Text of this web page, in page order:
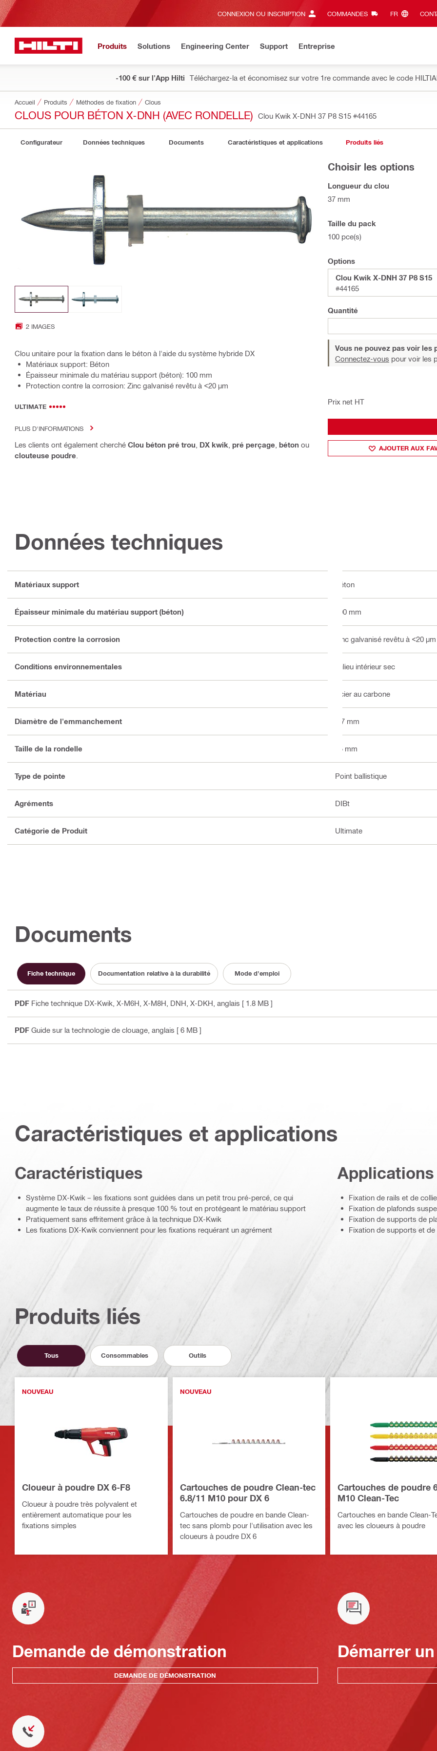
CONNEXION OU INSCRIPTION COMMANDES FR‎
Produits Solutions Engineering Center Support Entreprise
-100 € sur l'App Hilti Téléchargez-la et économisez sur votre 1re commande avec le code
Accueil Produits Méthodes de fixation Clous
CLOUS POUR BÉTON X-DNH (AVEC RONDELLE) Clou Kwik X-DNH 37 P8 S15 #44165
Configurateur Données techniques Documents Caractéristiques et applications Produits liés
2 IMAGES
Clou unitaire pour la fixation dans le béton à l'aide du système hybride DX
Matériaux support: Béton
Épaisseur minimale du matériau support (béton): 100 mm
Protection contre la corrosion: Zinc galvanisé revêtu à <20 µm
ULTIMATE
PLUS D'INFORMATIONS
Les clients ont également cherché Clou béton pré trou DX kwik pré perçage béton ou
clouteuse poudre
Choisir les options
Longueur du clou
37 mm
Taille du pack
100 pce(s)
Options
Clou Kwik X-DNH 37 P8 S15
#44165
Quantité
Vous ne pouvez pas voir les
Connectez-vous pour voir les
Prix net HT
AJOUTER AUX
Données techniques
Matériaux support Béton
Épaisseur minimale du matériau support (béton) 100 mm
Protection contre la corrosion Zinc galvanisé revêtu à <20 µm
Conditions environnementales milieu intérieur sec
Matériau Acier au carbone
Diamètre de l'emmanchement 3.7 mm
Taille de la rondelle 15 mm
Type de pointe Point ballistique
Agréments DIBt
Catégorie de Produit Ultimate
Documents
Fiche technique Documentation relative à la durabilité Mode d'emploi
PDF Fiche technique DX-Kwik, X-M6H, X-M8H, DNH, X-DKH , anglais [ 1.8 MB ]
PDF Guide sur la technologie de clouage , anglais [ 6 MB ]
Caractéristiques et applications
Caractéristiques
Système DX-Kwik – les fixations sont guidées dans un petit trou pré-percé, ce qui
augmente le taux de réussite à presque 100 % tout en protégeant le matériau support
Pratiquement sans effritement grâce à la technique DX-Kwik
Les fixations DX-Kwik conviennent pour les fixations requérant un agrément
Applications
Fixation de rails et de
Fixation de plafonds
Fixation de supports de
Fixation de supports et
Produits liés
Tous Consommables Outils
NOUVEAU
Cloueur à poudre DX 6-F8
Cloueur à poudre très polyvalent et
entièrement automatique pour les
fixations simples
NOUVEAU
Cartouches de poudre Clean-tec
6.8/11 M10 pour DX 6
Cartouches de poudre en bande Clean-
tec sans plomb pour l'utilisation avec les
cloueurs à poudre DX 6
Cartouches de poudre
M10 Clean-Tec
Cartouches en bande Clean-
avec les cloueurs à poudre
Demande de démonstration
DEMANDE DE DÉMONSTRATION
Démarrer